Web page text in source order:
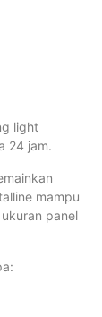
light
24 jam.
mampu
panel